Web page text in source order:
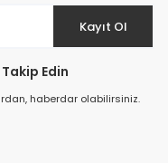
Kayıt Ol
Edin
haberdar olabilirsiniz.